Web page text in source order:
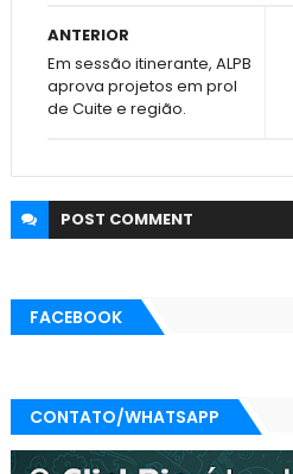
ANTERIOR
Em sessão itinerante, ALPB
aprova projetos em prol
de Cuite e região.
POST COMMENT
FACEBOOK
CONTATO/WHATSAPP